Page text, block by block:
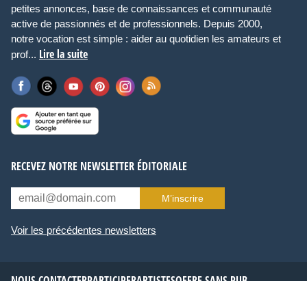
petites annonces, base de connaissances et communauté
active de passionnés et de professionnels. Depuis 2000,
notre vocation est simple : aider au quotidien les amateurs et
prof... Lire la suite
RECEVEZ NOTRE NEWSLETTER ÉDITORIALE
M’inscrire
Voir les précédentes newsletters